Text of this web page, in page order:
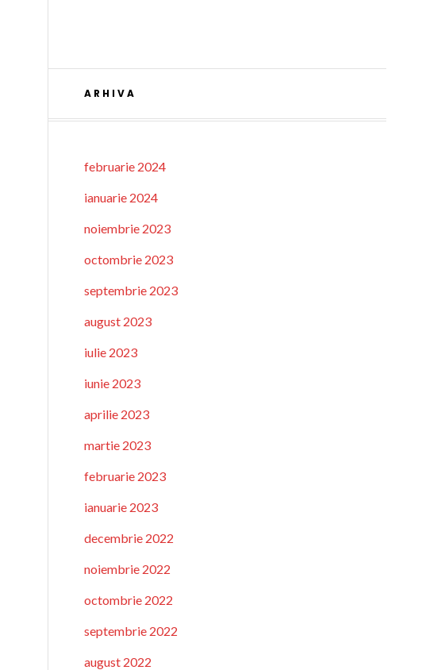
ARHIVA
februarie 2024
ianuarie 2024
noiembrie 2023
octombrie 2023
septembrie 2023
august 2023
iulie 2023
iunie 2023
aprilie 2023
martie 2023
februarie 2023
ianuarie 2023
decembrie 2022
noiembrie 2022
octombrie 2022
septembrie 2022
august 2022